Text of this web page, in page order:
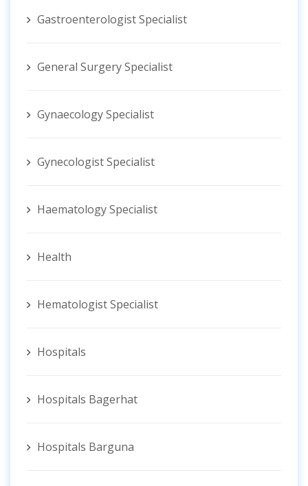
Gastroenterologist Specialist
General Surgery Specialist
Gynaecology Specialist
Gynecologist ‍Specialist
Haematology Specialist
Health
Hematologist ‍Specialist
Hospitals
Hospitals Bagerhat
Hospitals Barguna